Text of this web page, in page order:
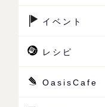
イベント
レシピ
OasisCafe